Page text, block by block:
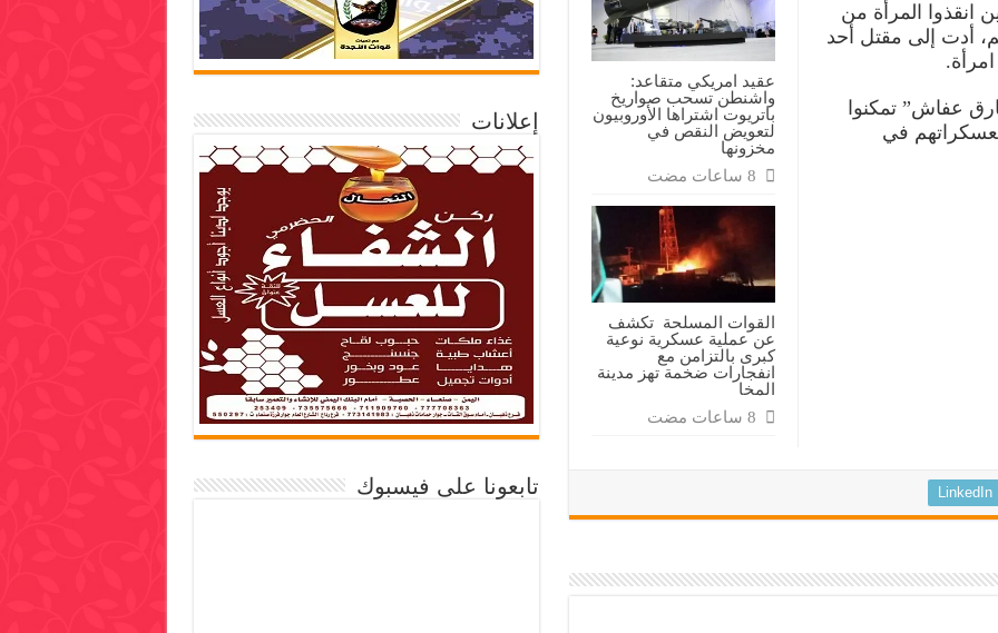
عقيد امريكي متقاعد:
واشنطن تسحب صواريخ
باتريوت اشتراها الأوروبيون
لتعويض النقص في
مخزونها
القوات المسلحة تكشف
عن عملية عسكرية نوعية
كبرى بالتزامن مع
انفجارات ضخمة تهز مدينة
المخا
انقذوا المرأة من
أدت إلى مقتل أحد
عفاش” تمكنوا
في
LinkedIn
إعلانات
تابعونا على فيسبوك